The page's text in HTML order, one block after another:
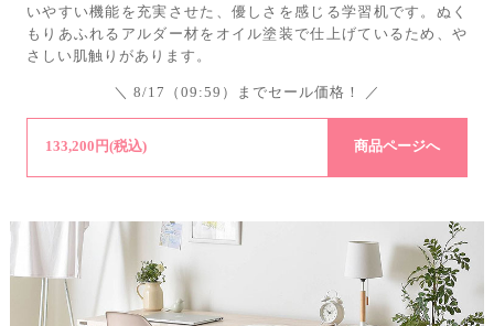
いやすい機能を充実させた、優しさを感じる学習机です。ぬく
もりあふれるアルダー材をオイル塗装で仕上げているため、や
さしい肌触りがあります。
＼ 8/17（09:59）までセール価格！ ／
133,200円(税込) 商品ページへ